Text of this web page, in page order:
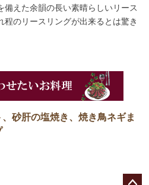
備えた余韻の長い素晴らしいリース
程のリースリングが出来るとは驚き
砂肝の塩焼き、焼き鳥ネギま